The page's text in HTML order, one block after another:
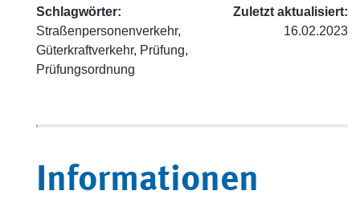
Schlagwörter:
Straßenpersonenverkehr,
Güterkraftverkehr, Prüfung,
Prüfungsordnung
Zuletzt aktualisiert:
16.02.2023
Informationen